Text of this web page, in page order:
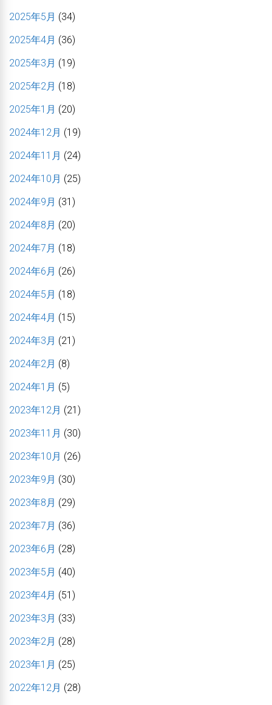
2025年5月 (34)
2025年4月 (36)
2025年3月 (19)
2025年2月 (18)
2025年1月 (20)
2024年12月 (19)
2024年11月 (24)
2024年10月 (25)
2024年9月 (31)
2024年8月 (20)
2024年7月 (18)
2024年6月 (26)
2024年5月 (18)
2024年4月 (15)
2024年3月 (21)
2024年2月 (8)
2024年1月 (5)
2023年12月 (21)
2023年11月 (30)
2023年10月 (26)
2023年9月 (30)
2023年8月 (29)
2023年7月 (36)
2023年6月 (28)
2023年5月 (40)
2023年4月 (51)
2023年3月 (33)
2023年2月 (28)
2023年1月 (25)
2022年12月 (28)